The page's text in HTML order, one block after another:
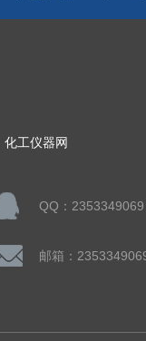
化工仪器网
QQ：2353349069
邮箱：